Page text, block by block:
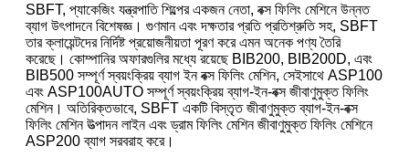
SBFT, প্যাকেজিং যন্ত্রপাতি শিল্পের একজন নেতা, বক্স ফিলিং মেশিনে উন্নত
ব্যাগ উৎপাদনে বিশেষজ্ঞ। গুণমান এবং দক্ষতার প্রতি প্রতিশ্রুতি সহ, SBFT
তার ক্লায়েন্টদের নির্দিষ্ট প্রয়োজনীয়তা পূরণ করে এমন অনেক পণ্য তৈরি
করেছে। কোম্পানির অফারগুলির মধ্যে রয়েছে BIB200, BIB200D, এবং
BIB500 সম্পূর্ণ স্বয়ংক্রিয় ব্যাগ ইন বক্স ফিলিং মেশিন, সেইসাথে ASP100
এবং ASP100AUTO সম্পূর্ণ স্বয়ংক্রিয় ব্যাগ-ইন-বক্স জীবাণুমুক্ত ফিলিং
মেশিন। অতিরিক্তভাবে, SBFT একটি বিস্তৃত জীবাণুমুক্ত ব্যাগ-ইন-বক্স
ফিলিং মেশিন উত্পাদন লাইন এবং ড্রাম ফিলিং মেশিন জীবাণুমুক্ত ফিলিং মেশিনে
ASP200 ব্যাগ সরবরাহ করে।